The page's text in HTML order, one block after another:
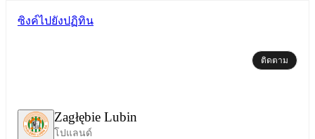
Zagłębie Lubin
โปแลนด์
ซิงค์ไปยังปฏิทิน
ติดตาม